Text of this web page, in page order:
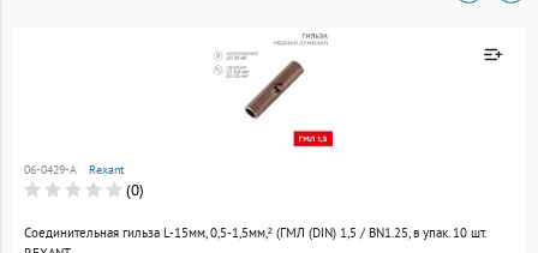
сравнению
06-0429-A Rexant
(0)
Соединительная гильза L-15мм, 0,5-1,5мм,² (ГМЛ (DIN) 1,5 / BN1.25, в упак. 10 шт.